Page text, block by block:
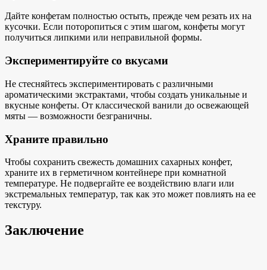
Дайте конфетам полностью остыть, прежде чем резать их на
кусочки. Если поторопиться с этим шагом, конфеты могут
получиться липкими или неправильной формы.
Экспериментируйте со вкусами
Не стесняйтесь экспериментировать с различными
ароматическими экстрактами, чтобы создать уникальные и
вкусные конфеты. От классической ванили до освежающей
мяты — возможности безграничны.
Храните правильно
Чтобы сохранить свежесть домашних сахарных конфет,
храните их в герметичном контейнере при комнатной
температуре. Не подвергайте ее воздействию влаги или
экстремальных температур, так как это может повлиять на ее
текстуру.
Заключение